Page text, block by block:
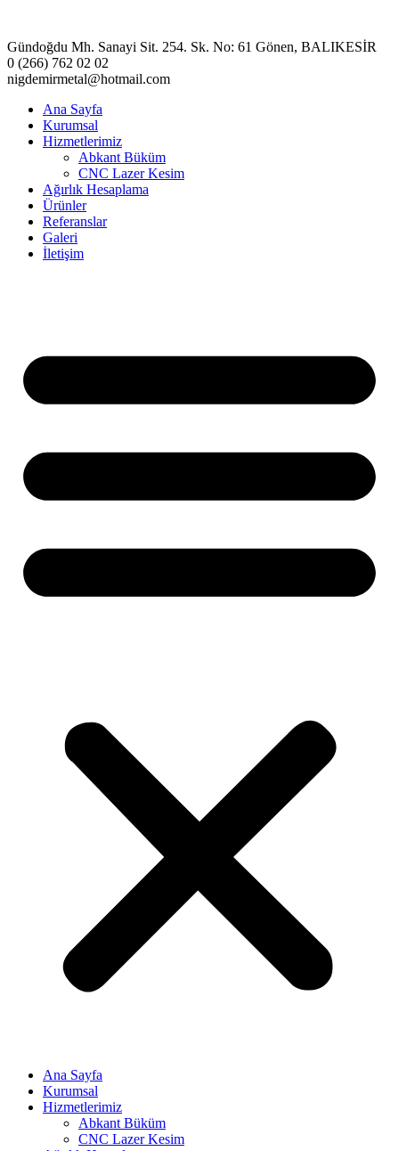
Gündoğdu Mh. Sanayi Sit. 254. Sk. No: 61 Gönen, BALIKESİR
0 (266) 762 02 02
nigdemirmetal@hotmail.com
Ana Sayfa
Kurumsal
Hizmetlerimiz
Abkant Büküm
CNC Lazer Kesim
Ağırlık Hesaplama
Ürünler
Referanslar
Galeri
İletişim
Ana Sayfa
Kurumsal
Hizmetlerimiz
Abkant Büküm
CNC Lazer Kesim